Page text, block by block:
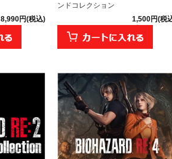
8,990円(税込)
ンドコレクション
1,500円(税